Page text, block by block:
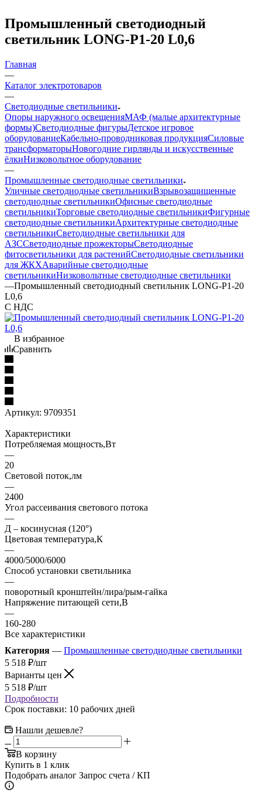
Промышленный светодиодный
светильник LONG-P1-20 L0,6
Главная
—
Каталог электротоваров
—
Светодиодные светильники
Опоры наружного освещенияМАФ (малые архитектурные
формы)Светодиодные фигурыДетское игровое
оборудованиеКабельно-проводниковая продукцияСиловые
трансформаторыНовогодние гирлянды и искусственные
ёлкиНизковольтное оборудование
—
Промышленные светодиодные светильники
Уличные светодиодные светильникиВзрывозащищенные
светодиодные светильникиОфисные светодиодные
светильникиТорговые светодиодные светильникиФигурные
светодиодные светильникиАрхитектурные светодиодные
светильникиСветодиодные светильники для
АЗССветодиодные прожекторыСветодиодные
фитосветильники для растенийСветодиодные светильники
для ЖКХАварийные светодиодные
светильникиНизковольтные светодиодные светильники
—Промышленный светодиодный светильник LONG-P1-20
L0,6
С НДС
В избранное
Сравнить
Артикул: 9709351
Характеристики
Потребляемая мощность,Вт
—
20
Световой поток,лм
—
2400
Угол рассеивания светового потока
—
Д – косинусная (120°)
Цветовая температура,К
—
4000/5000/6000
Способ установки светильника
—
поворотный кронштейн/лира/рым-гайка
Напряжение питающей сети,В
—
160-280
Все характеристики
Категория — Промышленные светодиодные светильники
5 518 ₽/шт
Варианты цен
5 518 ₽/шт
Подробности
Срок поставки: 10 рабочих дней
Нашли дешевле?
В корзину
Купить в 1 клик
Подобрать аналог Запрос счета / КП